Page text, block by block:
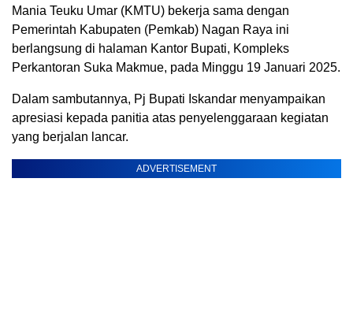
Mania Teuku Umar (KMTU) bekerja sama dengan
Pemerintah Kabupaten (Pemkab) Nagan Raya ini
berlangsung di halaman Kantor Bupati, Kompleks
Perkantoran Suka Makmue, pada Minggu 19 Januari 2025.
Dalam sambutannya, Pj Bupati Iskandar menyampaikan
apresiasi kepada panitia atas penyelenggaraan kegiatan
yang berjalan lancar.
ADVERTISEMENT